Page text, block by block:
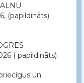
(papildināts)
( papildināts)
un